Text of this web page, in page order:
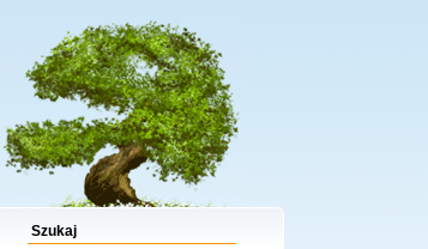
Szukaj